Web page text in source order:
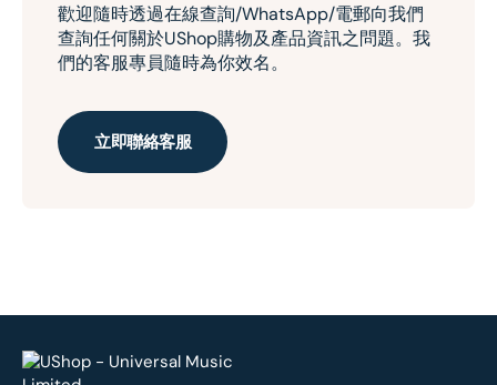
歡迎隨時透過在線查詢/WhatsApp/電郵向我們
查詢任何關於UShop購物及產品資訊之問題。我
們的客服專員隨時為你效名。
立即聯絡客服